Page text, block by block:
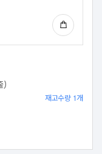
)
재고수량 1개